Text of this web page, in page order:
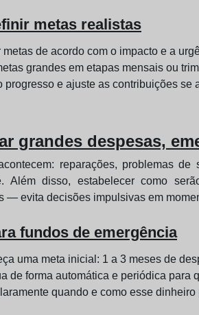
metas realistas
metas de acordo com o impacto e a
grandes em etapas mensais ou
progresso e ajuste as contribuições se
grandes despesas,
reparações, problemas
Além disso, estabelecer como
— evita decisões impulsivas em
fundos de emergência
uma meta inicial: 1 a 3 meses de
de forma automática e periódica para
quando e como esse dinheiro